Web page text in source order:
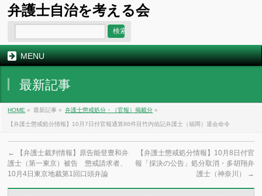
弁護士自治を考える会
MENU
最新記事
HOME » 最新記事 » 弁護士懲戒処分・（官報）掲載分 »
【弁護士懲戒処分情報】10月7日付官報通算86件目竹内佑記弁護士（福岡）退会命令
←
【弁護士裁判情報】原告能登豊和弁
護士（第一東京）被告 懲戒請求者、
10月4日東京地裁第1回口頭弁論
【弁護士懲戒処分情報】10月8日付官
報「採決の公告」処分取消・多胡翔弁
護士（神奈川）
→